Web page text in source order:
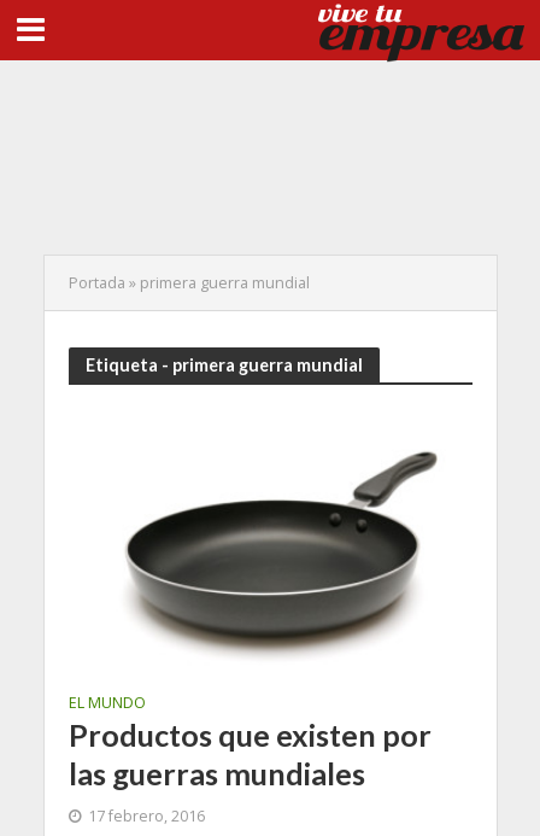
Portada » primera guerra mundial
Etiqueta - primera guerra mundial
EL MUNDO
Productos que existen por
las guerras mundiales
17 febrero, 2016